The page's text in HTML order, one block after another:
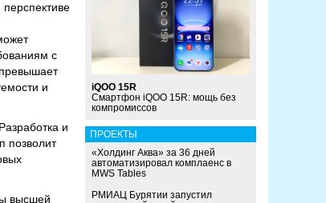
с
и
и
позволит
высшей
iQOO 15R
Смартфон iQOO 15R: мощь без
компромиссов
ПРОЕКТЫ
«Холдинг Аква» за 36 дней
автоматизировал комплаенс в
MWS Tables
РМИАЦ Бурятии запустил